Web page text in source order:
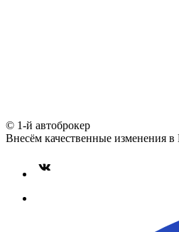
© 1-й автоброкер
Внесём качественные изменения